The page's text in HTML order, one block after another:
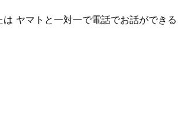
ヤマトと一対一で電話でお話ができる